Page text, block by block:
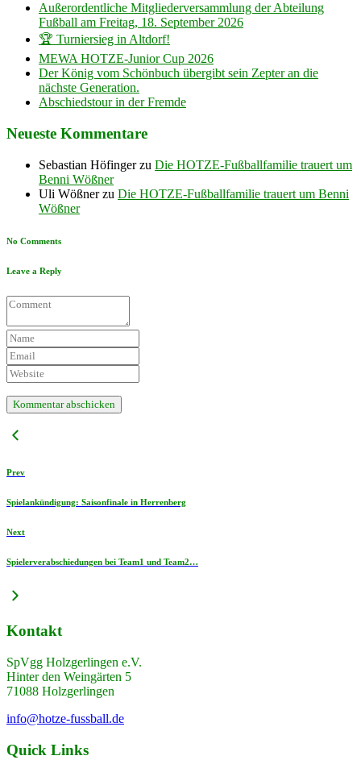
Außerordentliche Mitgliederversammlung der Abteilung
Fußball am Freitag, 18. September 2026
🏆 Turniersieg in Altdorf!
MEWA HOTZE-Junior Cup 2026
Der König vom Schönbuch übergibt sein Zepter an die
nächste Generation.
Abschiedstour in der Fremde
Neueste Kommentare
Sebastian Höfingerzu Die HOTZE-Fußballfamilie trauert um
Benni Wößner
Uli Wößnerzu Die HOTZE-Fußballfamilie trauert um Benni
Wößner
No Comments
Leave a Reply
Prev
Spielankündigung: Saisonfinale in Herrenberg
Next
Spielerverabschiedungen bei Team1 und Team2…
Kontakt
SpVgg Holzgerlingen e.V.
Hinter den Weingärten 5
71088 Holzgerlingen
info@hotze-fussball.de
Quick Links